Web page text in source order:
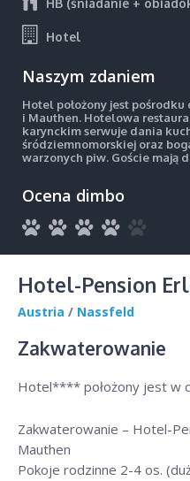
Hotel
Naszym zdaniem
Hotel położony jest
i Mauthen. Hotelowa
karynckim serwuje dania
śródziemnomorskiej oraz
warzonych piw. Goście mają
Ocena dimbo
Hotel-Pension
Austria / Nassfeld
Zakwaterowanie
Hotel**** położony jest w
Zakwaterowanie – Hotel-
Mauthen
Pokoje rodzinne 2-4 os.